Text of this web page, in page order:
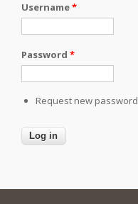
Username*
Password *
Request new password